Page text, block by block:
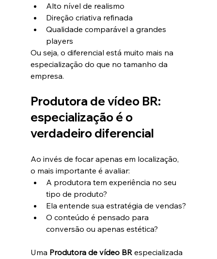
Alto nível de realismo
Direção criativa refinada
Qualidade comparável a grandes
players
Ou seja, o diferencial está muito mais na
especialização do que no tamanho da
empresa.
Produtora de vídeo BR:
especialização é o
verdadeiro diferencial
Ao invés de focar apenas em localização,
o mais importante é avaliar:
A produtora tem experiência no seu
tipo de produto?
Ela entende sua estratégia de vendas?
O conteúdo é pensado para
conversão ou apenas estética?
Uma Produtora de vídeo BR especializada